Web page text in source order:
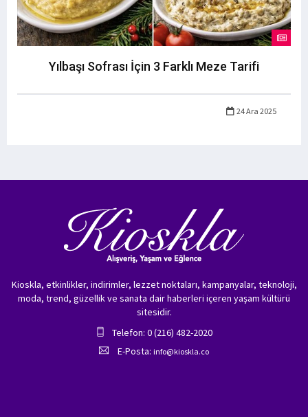
Yılbaşı Sofrası İçin 3 Farklı Meze Tarifi
24 Ara 2025
Kioskla, etkinlikler, indirimler, lezzet noktaları, kampanyalar, teknoloji,
moda, trend, güzellik ve sanata dair haberleri içeren yaşam kültürü
sitesidir.
Telefon: 0 (216) 482-2020
E-Posta: info@kioskla.co